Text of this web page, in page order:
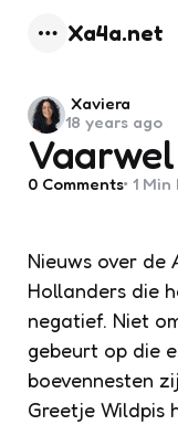
Xa4a.net
Vaarwel
Posted
by
Xaviera
18 years ago
0 Comments 1 Min
Nieuws over
Hollanders die
negatief. Niet
gebeurt op die
boevennesten
Greetje Wildpis